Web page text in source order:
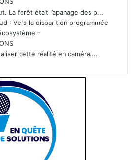
La forêt était l’apanage des p...
: Vers la disparition programmée
–
cette réalité en caméra....